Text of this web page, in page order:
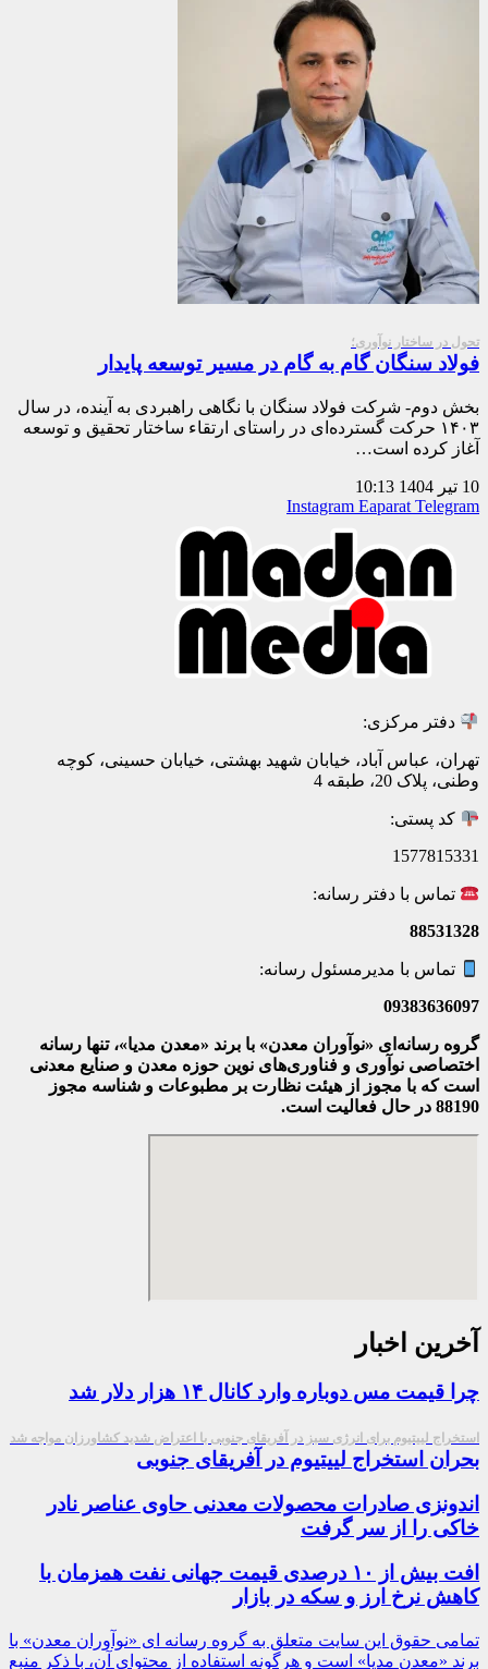
تحول در ساختار نوآوری؛
فولاد سنگان گام به گام در مسیر توسعه پایدار
بخش دوم- شرکت فولاد سنگان با نگاهی راهبردی به آینده، در سال
۱۴۰۳ حرکت گسترده‌ای در راستای ارتقاء ساختار تحقیق و توسعه
آغاز کرده است…
10 تیر 1404
10:13
Instagram Eaparat Telegram
دفتر مرکزی:
تهران، عباس آباد، خیابان شهید بهشتی، خیابان حسینی، کوچه
وطنی، پلاک 20، طبقه 4
کد پستی:
1577815331
تماس با دفتر رسانه:
88531328
تماس با مدیرمسئول رسانه:
09383636097
گروه رسانه‌ای «نوآوران معدن» با برند «معدن مدیا»، تنها رسانه
اختصاصی نوآوری و فناوری‌های نوین حوزه معدن و صنایع معدنی‌
است که با مجوز از هیئت نظارت بر مطبوعات و شناسه مجوز
88190 در حال فعالیت است.
آخرین اخبار
چرا قیمت مس دوباره وارد کانال ۱۴ هزار دلار شد
استخراج لییتیوم برای انرژی سبز در آفریقای جنوبی با اعتراض شدید کشاورزان مواجه شد
بحران استخراج لییتیوم در آفریقای جنوبی
اندونزی صادرات محصولات معدنی حاوی عناصر نادر
خاکی را از سر گرفت
افت بیش از ۱۰ درصدی قیمت جهانی نفت همزمان با
کاهش نرخ ارز و سکه در بازار
تمامی حقوق این سایت متعلق به گروه رسانه ای «نوآوران معدن» با
برند «معدن مدیا» است و هرگونه استفاده از محتوای آن، با ذکر منبع